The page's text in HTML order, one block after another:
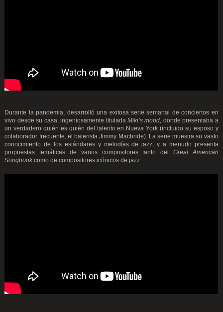
Durante la pandemia, desarrolló una exitosa serie semanal de conciertos en
vivo desde su casa, ingeniosamente titulada Miki’s mood, donde presentaba a
un verdadero quién es quién del talento en Nueva York (incluido su esposo y
colaborador frecuente, el baterista Jimmy Macbride). La serie muestra su vasto
conocimiento de los estándares y melodías de jazz, y a menudo presenta
propuestas temáticas de varios compositores tanto del Great American
Songbook como de compositores icónicos de jazz.